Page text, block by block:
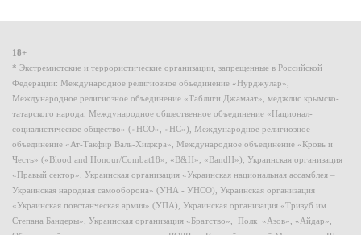
18+
* Экстремистские и террористические организации, запрещенные в Российской
Федерации: Международное религиозное объединение «Нурджулар»,
Международное религиозное объединение «Таблиги Джамаат», меджлис крымско-
татарского народа, Международное общественное объединение «Национал-
социалистическое общество» («НСО», «НС»), Международное религиозное
объединение «Ат-Такфир Валь-Хиджра», Международное объединение «Кровь и
Честь» («Blood and Honour/Combat18», «B&H», «BandH»), Украинская организация
«Правый сектор», Украинская организация «Украинская национальная ассамблея –
Украинская народная самооборона» (УНА - УНСО), Украинская организация
«Украинская повстанческая армия» (УПА), Украинская организация «Тризуб им.
Степана Бандеры», Украинская организация «Братство», Полк «Азов», «Айдар»,